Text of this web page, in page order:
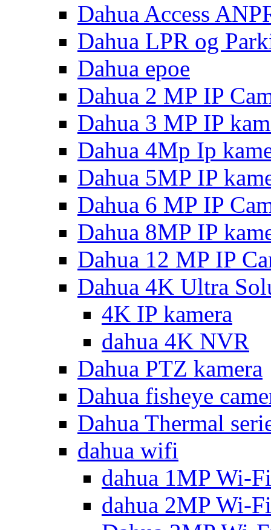
Dahua Access
Dahua LPR og
Dahua epoe
Dahua 2 MP IP
Dahua 3 MP IP
Dahua 4Mp Ip
Dahua 5MP IP
Dahua 6 MP IP
Dahua 8MP IP
Dahua 12 MP IP
Dahua 4K Ultra
4K IP kamera
dahua 4K NVR
Dahua PTZ kamera
Dahua fisheye
Dahua Thermal
dahua wifi
dahua 1MP Wi-
dahua 2MP Wi-